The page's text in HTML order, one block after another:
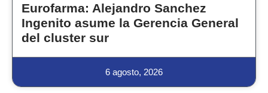
Eurofarma: Alejandro Sanchez
Ingenito asume la Gerencia General
del cluster sur
6 agosto, 2026